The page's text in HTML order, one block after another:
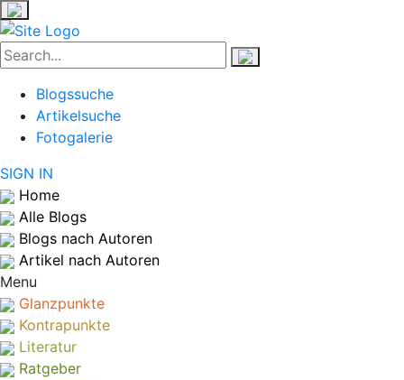
Blogssuche
Artikelsuche
Fotogalerie
SIGN IN
Home
Alle Blogs
Blogs nach Autoren
Artikel nach Autoren
Menu
Glanzpunkte
Kontrapunkte
Literatur
Ratgeber